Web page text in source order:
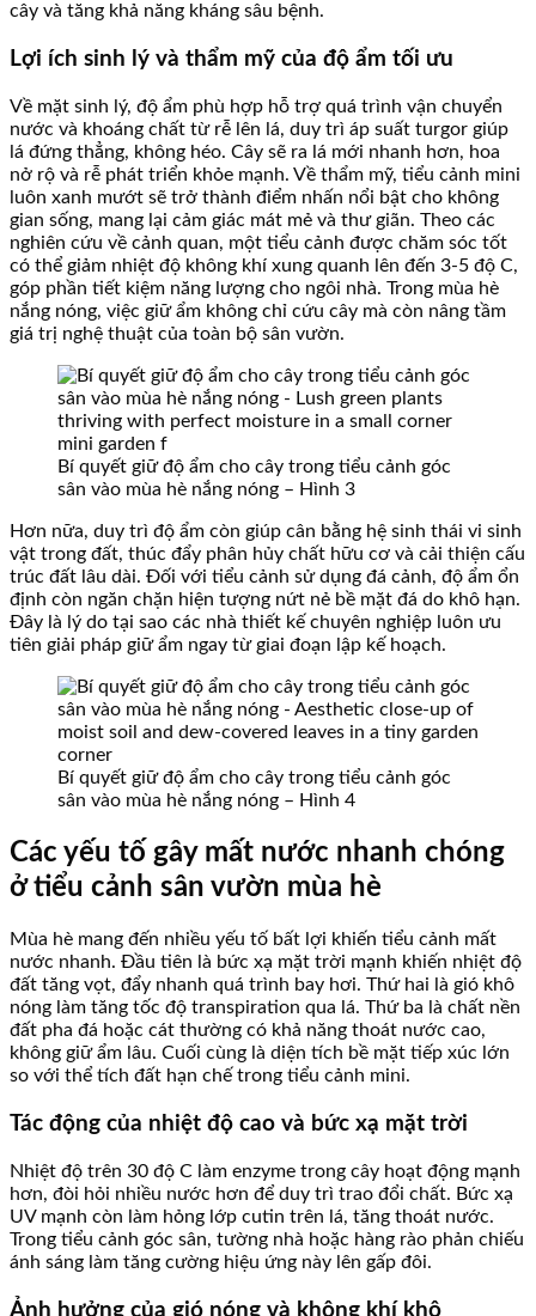
cây và tăng khả năng kháng sâu bệnh.
Lợi ích sinh lý và thẩm mỹ của độ ẩm tối ưu
Về mặt sinh lý, độ ẩm phù hợp hỗ trợ quá trình vận chuyển
nước và khoáng chất từ rễ lên lá, duy trì áp suất turgor giúp
lá đứng thẳng, không héo. Cây sẽ ra lá mới nhanh hơn, hoa
nở rộ và rễ phát triển khỏe mạnh. Về thẩm mỹ, tiểu cảnh mini
luôn xanh mướt sẽ trở thành điểm nhấn nổi bật cho không
gian sống, mang lại cảm giác mát mẻ và thư giãn. Theo các
nghiên cứu về cảnh quan, một tiểu cảnh được chăm sóc tốt
có thể giảm nhiệt độ không khí xung quanh lên đến 3-5 độ C,
góp phần tiết kiệm năng lượng cho ngôi nhà. Trong mùa hè
nắng nóng, việc giữ ẩm không chỉ cứu cây mà còn nâng tầm
giá trị nghệ thuật của toàn bộ sân vườn.
Bí quyết giữ độ ẩm cho cây trong tiểu cảnh góc
sân vào mùa hè nắng nóng – Hình 3
Hơn nữa, duy trì độ ẩm còn giúp cân bằng hệ sinh thái vi sinh
vật trong đất, thúc đẩy phân hủy chất hữu cơ và cải thiện cấu
trúc đất lâu dài. Đối với tiểu cảnh sử dụng đá cảnh, độ ẩm ổn
định còn ngăn chặn hiện tượng nứt nẻ bề mặt đá do khô hạn.
Đây là lý do tại sao các nhà thiết kế chuyên nghiệp luôn ưu
tiên giải pháp giữ ẩm ngay từ giai đoạn lập kế hoạch.
Bí quyết giữ độ ẩm cho cây trong tiểu cảnh góc
sân vào mùa hè nắng nóng – Hình 4
Các yếu tố gây mất nước nhanh chóng
ở tiểu cảnh sân vườn mùa hè
Mùa hè mang đến nhiều yếu tố bất lợi khiến tiểu cảnh mất
nước nhanh. Đầu tiên là bức xạ mặt trời mạnh khiến nhiệt độ
đất tăng vọt, đẩy nhanh quá trình bay hơi. Thứ hai là gió khô
nóng làm tăng tốc độ transpiration qua lá. Thứ ba là chất nền
đất pha đá hoặc cát thường có khả năng thoát nước cao,
không giữ ẩm lâu. Cuối cùng là diện tích bề mặt tiếp xúc lớn
so với thể tích đất hạn chế trong tiểu cảnh mini.
Tác động của nhiệt độ cao và bức xạ mặt trời
Nhiệt độ trên 30 độ C làm enzyme trong cây hoạt động mạnh
hơn, đòi hỏi nhiều nước hơn để duy trì trao đổi chất. Bức xạ
UV mạnh còn làm hỏng lớp cutin trên lá, tăng thoát nước.
Trong tiểu cảnh góc sân, tường nhà hoặc hàng rào phản chiếu
ánh sáng làm tăng cường hiệu ứng này lên gấp đôi.
Ảnh hưởng của gió nóng và không khí khô